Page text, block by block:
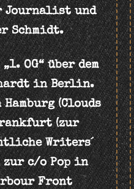
Journalist und
Schmidt.
OG“ über dem
in Berlin.
(Clouds
(zur
Writers´
zur c/o Pop in
Front